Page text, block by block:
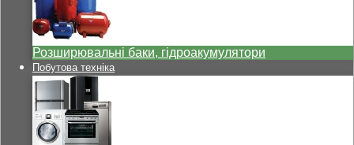
Розширювальні баки, гідроакумулятори
Побутова техніка